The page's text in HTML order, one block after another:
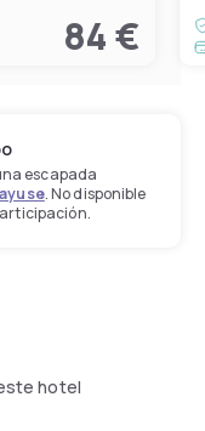
84 €
escapada
. No disponible
hotel